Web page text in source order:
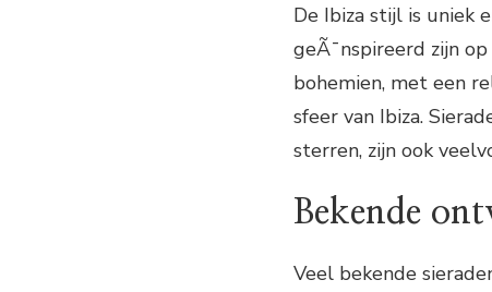
De Ibiza stijl is uniek
geÃ¯nspireerd zijn
bohemien, met een
sfeer van Ibiza.
sterren, zijn ook
Bekende
Veel bekende